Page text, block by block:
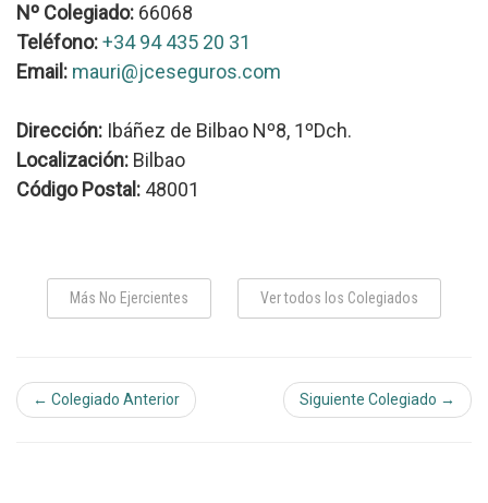
Nº Colegiado: 66068
Teléfono:+34 94 435 20 31
Email: mauri@jceseguros.com
Dirección: Ibáñez de Bilbao Nº8, 1ºDch.
Localización: Bilbao
Código Postal: 48001
Más No Ejercientes Ver todos los Colegiados
← Colegiado Anterior Siguiente Colegiado →